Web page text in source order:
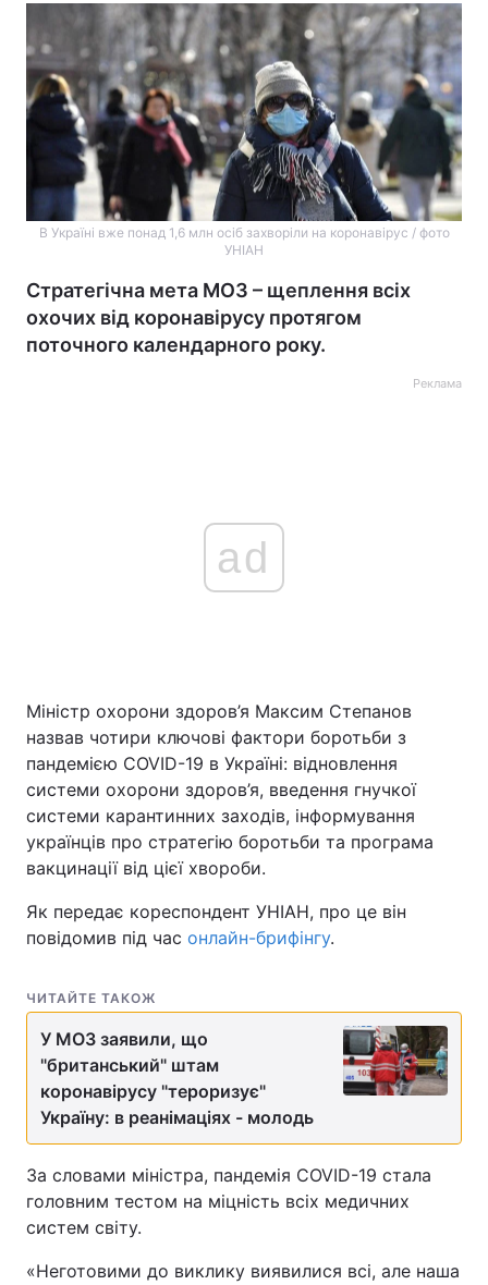
В Україні вже понад 1,6 млн осіб захворіли на коронавірус / фото
УНІАН
Стратегічна мета МОЗ – щеплення всіх
охочих від коронавірусу протягом
поточного календарного року.
Реклама
ad
Міністр охорони здоров’я Максим Степанов
назвав чотири ключові фактори боротьби з
пандемією COVID-19 в Україні: відновлення
системи охорони здоров’я, введення гнучкої
системи карантинних заходів, інформування
українців про стратегію боротьби та програма
вакцинації від цієї хвороби.
Як передає кореспондент УНІАН, про це він
повідомив під час онлайн-брифінгу.
ЧИТАЙТЕ ТАКОЖ
У МОЗ заявили, що
"британський" штам
коронавірусу "тероризує"
Україну: в реанімаціях - молодь
За словами міністра, пандемія COVID-19 стала
головним тестом на міцність всіх медичних
систем світу.
«Неготовими до виклику виявилися всі, але наша